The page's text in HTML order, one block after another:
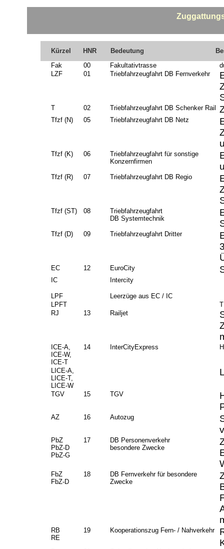
Kürzel HNR Bedeutung
Fak
00 Fakultativtrasse
LZF
01 Triebfahrzeugfahrt DB Fernverkehr
T 02 Triebfahrzeugfahrt DB Schenker Rail
Tfzf (N) 05 Triebfahrzeugfahrt DB Netz
Tfzf (K) 06
Triebfahrzeugfahrt für sonstige
Konzernfirmen
Tfzf (R) 07 Triebfahrzeugfahrt DB Regio
Tfzf (ST) 08
Triebfahrzeugfahrt
DB Systemtechnik
Tfzf (D) 09 Triebfahrzeugfahrt Dritter
EC 12 EuroCity
IC Intercity
LPF
Leerzüge aus EC / IC
LPFT
RJ
13 Railjet
ICE-A,
ICE-W,
ICE-T
14 InterCityExpress
LICE-A,
LICE-T,
LICE-W
TGV 15 TGV
AZ 16 Autozug
PbZ
PbZ-D
PbZ-G
17
DB Personenverkehr
besondere Zwecke
FbZ
FbZ-D
18
DB Fernverkehr für besondere
Zwecke
RB
RE
19 Kooperationszug Fern- / Nahverkehr